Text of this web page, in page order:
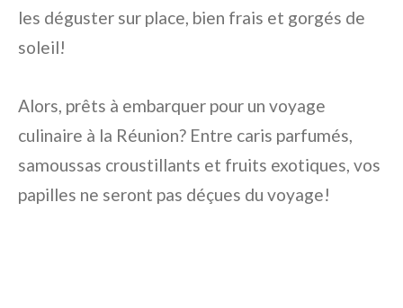
les déguster sur place, bien frais et gorgés de
soleil!
Alors, prêts à embarquer pour un voyage
culinaire à la Réunion? Entre caris parfumés,
samoussas croustillants et fruits exotiques, vos
papilles ne seront pas déçues du voyage!